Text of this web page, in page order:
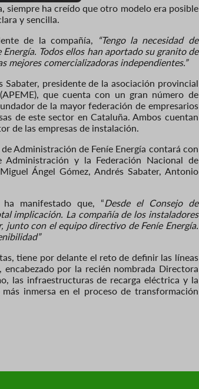
siempre ha creído que otro modelo era posible
y sencilla.
de la compañía,
“Tengo la necesidad de
Todos ellos han aportado su granito de
mejores comercializadoras independientes.”
presidente de la asociación provincial
que cuenta con un gran número de
de la mayor federación de empresarios
de este sector en Cataluña. Ambos cuentan
de las empresas de instalación.
Administración de Feníe Energía contará con
Administración y la Federación Nacional de
Ángel Gómez, Andrés Sabater, Antonio
manifestado que, “Desde el Consejo de
implicación. La compañía de los instaladores
junto con el equipo directivo de Feníe Energía.
tiene por delante el reto de definir las líneas
por la recién nombrada Directora
las infraestructuras de recarga eléctrica y la
inmersa en el proceso de transformación